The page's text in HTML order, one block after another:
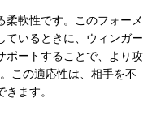
柔軟性です。このフォーメ
ているときに、ウィンガー
ポートすることで、より攻
この適応性は、相手を不
ます。